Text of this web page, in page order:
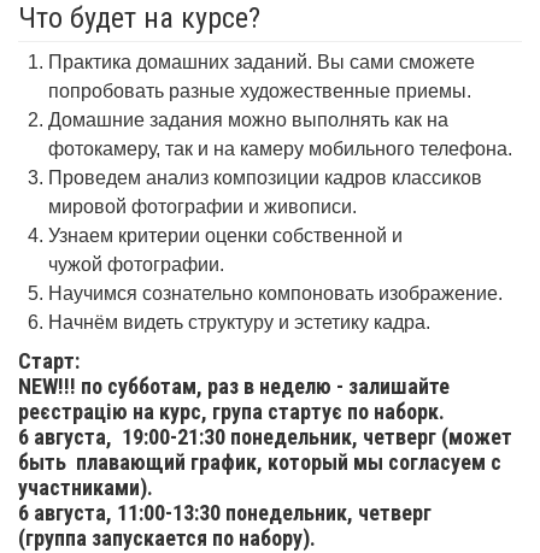
Что будет на курсе?
Практика домашних заданий. Вы сами сможете
попробовать разные художественные приемы.
Домашние задания можно выполнять как на
фотокамеру, так и на камеру мобильного телефона.
Проведем анализ композиции кадров классиков
мировой фотографии и живописи.
Узнаем критерии оценки собственной и
чужой фотографии.
Научимся сознательно компоновать изображение.
Начнём видеть структуру и эстетику кадра.
Старт:
NEW!!! по субботам, раз в неделю - залишайте
реєстрацію на курс, група стартує по наборк.
6 августа, 19:00-21:30 понедельник, четверг (может
быть плавающий график, который мы согласуем с
участниками).
6 августа, 11:00-13:30 понедельник, четверг
(группа запускается по набору).